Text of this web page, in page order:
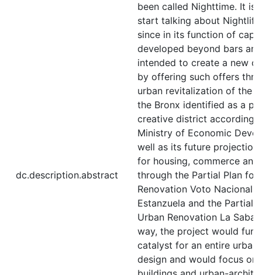
dc.description.abstract
been called Nighttime. It is
start talking about
since in its function of
developed beyond bars
intended to create a new
by offering such offers
urban revitalization of the
the Bronx identified as a
creative district according
Ministry of Economic
well as its future projection
for housing, commerce
through the Partial Plan for
Renovation Voto Nacional -
Estanzuela and the Partial
Urban Renovation La
way, the project would
catalyst for an entire urban
design and would focus on